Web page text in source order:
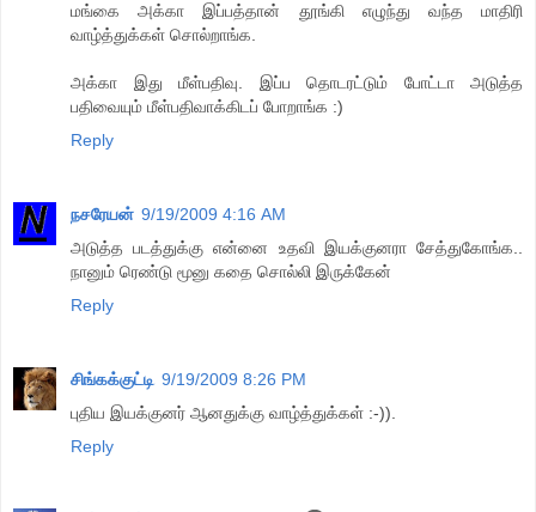
மங்கை அக்கா இப்பத்தான் தூங்கி எழுந்து வந்த மாதிரி
வாழ்த்துக்கள் சொல்றாங்க.
அக்கா இது மீள்பதிவு. இப்ப தொடரட்டும் போட்டா அடுத்த
பதிவையும் மீள்பதிவாக்கிடப் போறாங்க :)
Reply
நசரேயன் 9/19/2009 4:16 AM
அடுத்த படத்துக்கு என்னை உதவி இயக்குனரா சேத்துகோங்க..
நானும் ரெண்டு மூனு கதை சொல்லி இருக்கேன்
Reply
சிங்கக்குட்டி 9/19/2009 8:26 PM
புதிய இயக்குனர் ஆனதுக்கு வாழ்த்துக்கள் :-)).
Reply